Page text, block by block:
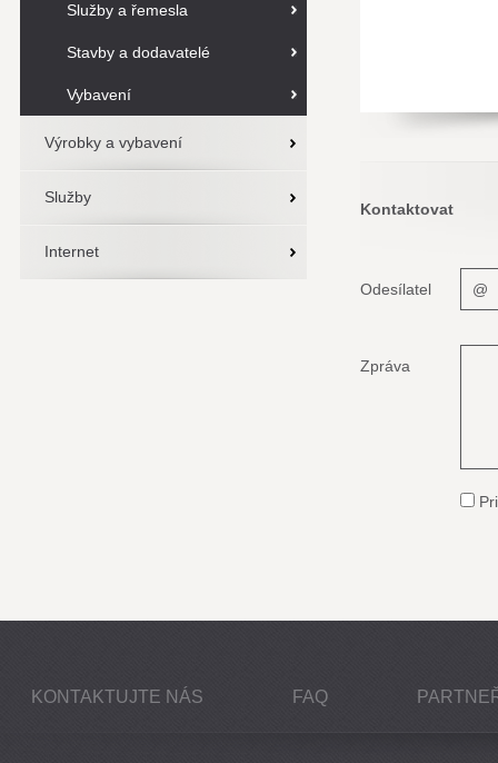
Služby a řemesla
Stavby a dodavatelé
Vybavení
Výrobky a vybavení
Služby
Internet
Kontaktovat
Odesílatel
Zpráva
KONTAKTUJTE NÁS FAQ